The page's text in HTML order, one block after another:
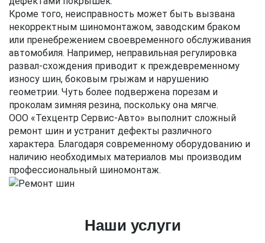
Кроме того, неисправность может быть вызвана
некорректным шиномонтажом, заводским браком
или пренебрежением своевременного обслуживания
автомобиля. Например, неправильная регулировка
развал-схождения приводит к преждевременному
износу шин, боковым грыжам и нарушению
геометрии. Чуть более подвержена порезам и
проколам зимняя резина, поскольку она мягче.
ООО «Техцентр Сервис-Авто» выполнит сложный
ремонт шин и устранит дефекты различного
характера. Благодаря современному оборудованию и
наличию необходимых материалов мы производим
профессиональный шиномонтаж.
Наши услуги